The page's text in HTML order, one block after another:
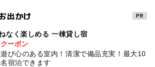
出かけ
なく楽しめる 一棟貸し宿
ーポン
遊び心のある室内！清潔で備品充実！最大10
名宿泊できます